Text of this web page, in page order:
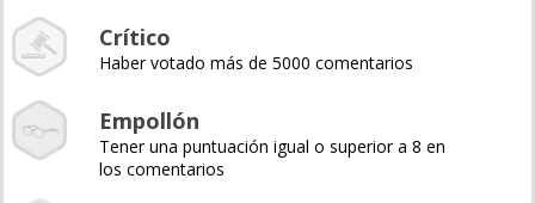
Crítico
Haber votado más de 5000 comentarios
Empollón
Tener una puntuación igual o superior a 8 en
los comentarios